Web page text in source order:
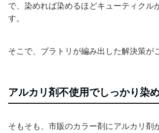
で、染めれば染めるほどキューティクル
す。
そこで、ブラトリが編み出した解決策が
アルカリ剤不使用でしっかり染
そもそも、市販のカラー剤にアルカリ剤